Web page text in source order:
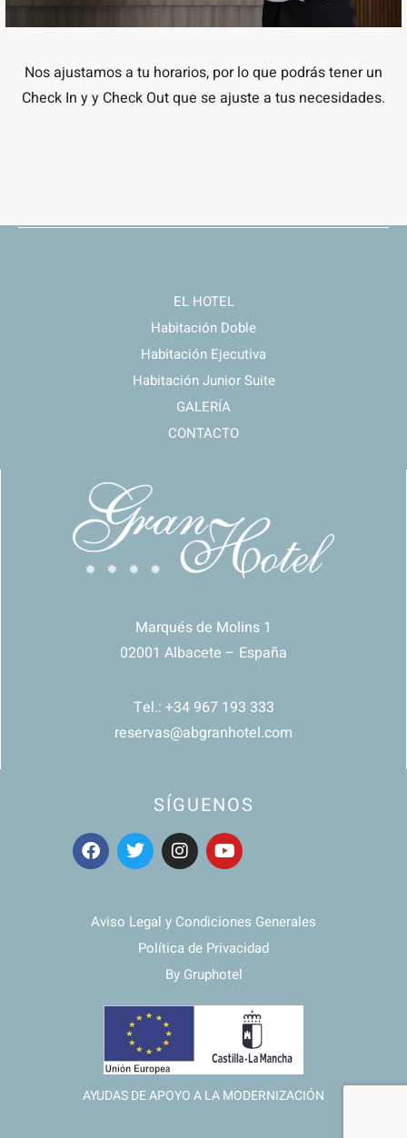
Nos ajustamos a tu horarios, por lo que podrás tener un
Check In y y Check Out que se ajuste a tus necesidades.
EL HOTEL
Habitación Doble
Habitación Ejecutiva
Habitación Junior Suite
GALERÍA
CONTACTO
Marqués de Molins 1
02001 Albacete – España
Tel.: +34 967193 333
reservas@abgranhotel.com
SÍGUENOS
Aviso Legal y Condiciones Generales
Política de Privacidad
By Gruphotel
AYUDAS DE APOYO A LA MODERNIZACIÓN